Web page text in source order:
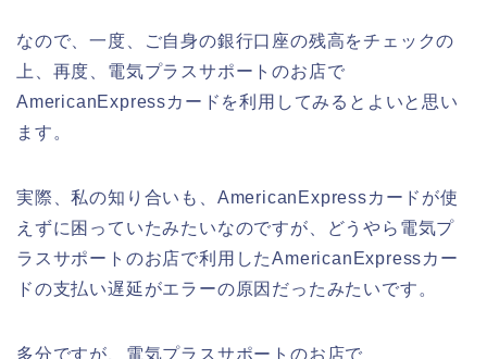
なので、一度、ご自身の銀行口座の残高をチェックの
上、再度、電気プラスサポートのお店で
AmericanExpressカードを利用してみるとよいと思い
ます。
実際、私の知り合いも、AmericanExpressカードが使
えずに困っていたみたいなのですが、どうやら電気プ
ラスサポートのお店で利用したAmericanExpressカー
ドの支払い遅延がエラーの原因だったみたいです。
多分ですが、電気プラスサポートのお店で